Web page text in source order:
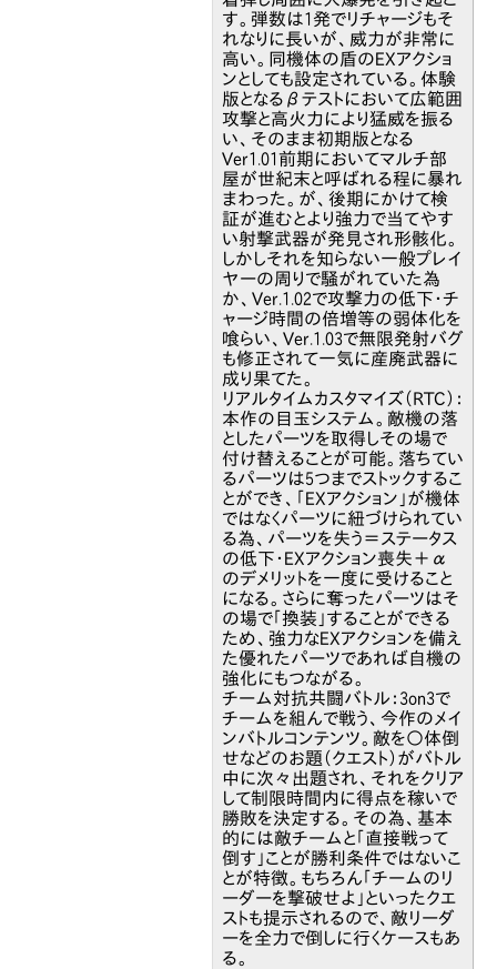
す。弾数は1発でリチャージもそ
れなりに長いが、威力が非常に
高い。同機体の盾のEXアクショ
ンとしても設定されている。体験
版となるβテストにおいて広範囲
攻撃と高火力により猛威を振る
い、そのまま初期版となる
Ver1.01前期においてマルチ部
屋が世紀末と呼ばれる程に暴れ
まわった。が、後期にかけて検
証が進むとより強力で当てやす
い射撃武器が発見され形骸化。
しかしそれを知らない一般プレイ
ヤーの周りで騒がれていた為
か、Ver.1.02で攻撃力の低下・チ
ャージ時間の倍増等の弱体化を
喰らい、Ver.1.03で無限発射バグ
も修正されて一気に産廃武器に
成り果てた。
リアルタイムカスタマイズ（RTC）：
本作の目玉システム。敵機の落
としたパーツを取得しその場で
付け替えることが可能。落ちてい
るパーツは5つまでストックするこ
とができ、「EXアクション」が機体
ではなくパーツに紐づけられてい
る為、パーツを失う＝ステータス
の低下・EXアクション喪失＋α
のデメリットを一度に受けること
になる。さらに奪ったパーツはそ
の場で「換装」することができる
ため、強力なEXアクションを備え
た優れたパーツであれば自機の
強化にもつながる。
チーム対抗共闘バトル：3on3で
チームを組んで戦う、今作のメイ
ンバトルコンテンツ。敵を〇体倒
せなどのお題（クエスト）がバトル
中に次々出題され、それをクリア
して制限時間内に得点を稼いで
勝敗を決定する。その為、基本
的には敵チームと「直接戦って
倒す」ことが勝利条件ではないこ
とが特徴。もちろん「チームのリ
ーダーを撃破せよ」といったクエ
ストも提示されるので、敵リーダ
ーを全力で倒しに行くケースもあ
る。